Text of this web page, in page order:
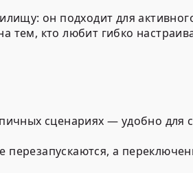
он подходит для
тем, кто любит гибко
сценариях — удобно для
а